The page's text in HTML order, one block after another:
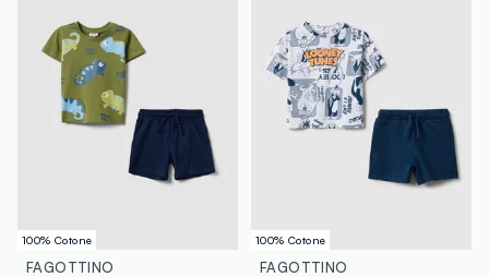
100% Cotone
FAGOTTINO
100% Cotone
FAGOTTINO